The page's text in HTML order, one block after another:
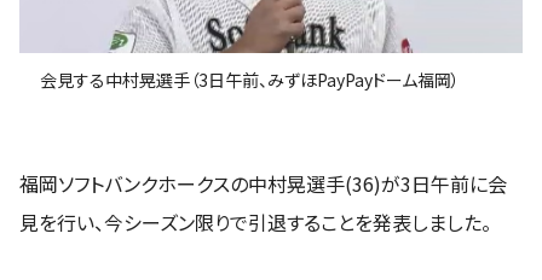
会見する中村晃選手（3日午前、みずほPayPayドーム福岡）
福岡ソフトバンクホークスの中村晃選手(36)が3日午前に会
見を行い、今シーズン限りで引退することを発表しました。